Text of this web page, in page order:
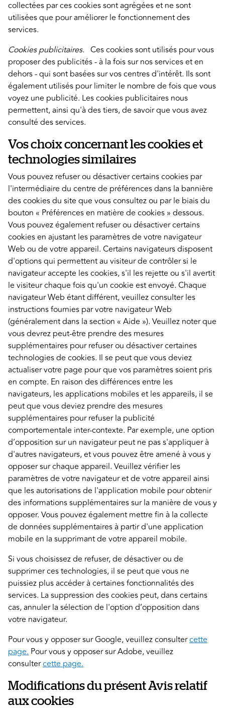
collectées par ces cookies sont agrégées et ne sont
utilisées que pour améliorer le fonctionnement des
services.
Cookies publicitaires. Ces cookies sont utilisés pour vous
proposer des publicités - à la fois sur nos services et en
dehors - qui sont basées sur vos centres d'intérêt. Ils sont
également utilisés pour limiter le nombre de fois que vous
voyez une publicité. Les cookies publicitaires nous
permettent, ainsi qu'à des tiers, de savoir que vous avez
consulté des services.
Vos choix concernant les cookies et
technologies similaires
Vous pouvez refuser ou désactiver certains cookies par
l'intermédiaire du centre de préférences dans la bannière
des cookies du site que vous consultez ou par le biais du
bouton « Préférences en matière de cookies » dessous.
Vous pouvez également refuser ou désactiver certains
cookies en ajustant les paramètres de votre navigateur
Web ou de votre appareil. Certains navigateurs disposent
d'options qui permettent au visiteur de contrôler si le
navigateur accepte les cookies, s'il les rejette ou s'il avertit
le visiteur chaque fois qu'un cookie est envoyé. Chaque
navigateur Web étant différent, veuillez consulter les
instructions fournies par votre navigateur Web
(généralement dans la section « Aide »). Veuillez noter que
vous devrez peut-être prendre des mesures
supplémentaires pour refuser ou désactiver certaines
technologies de cookies. Il se peut que vous deviez
actualiser votre page pour que vos paramètres soient pris
en compte. En raison des différences entre les
navigateurs, les applications mobiles et les appareils, il se
peut que vous deviez prendre des mesures
supplémentaires pour refuser la publicité
comportementale inter-contexte. Par exemple, une option
d’opposition sur un navigateur peut ne pas s'appliquer à
d'autres navigateurs, et vous pouvez être amené à vous y
opposer sur chaque appareil. Veuillez vérifier les
paramètres de votre navigateur et de votre appareil ainsi
que les autorisations de l'application mobile pour obtenir
des informations supplémentaires sur la manière de vous y
opposer. Vous pouvez également mettre fin à la collecte
de données supplémentaires à partir d'une application
mobile en la supprimant de votre appareil mobile.
Si vous choisissez de refuser, de désactiver ou de
supprimer ces technologies, il se peut que vous ne
puissiez plus accéder à certaines fonctionnalités des
services. La suppression des cookies peut, dans certains
cas, annuler la sélection de l'option d’opposition dans
votre navigateur.
Pour vous y opposer sur Google, veuillez consultercette
page. Pour vous y opposer sur Adobe, veuillez
consultercette page.
Modifications du présent Avis relatif
aux cookies